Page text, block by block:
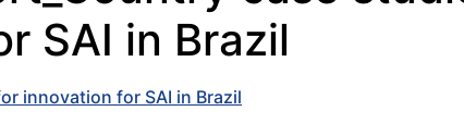
SAI in Brazil
innovation for SAI in Brazil